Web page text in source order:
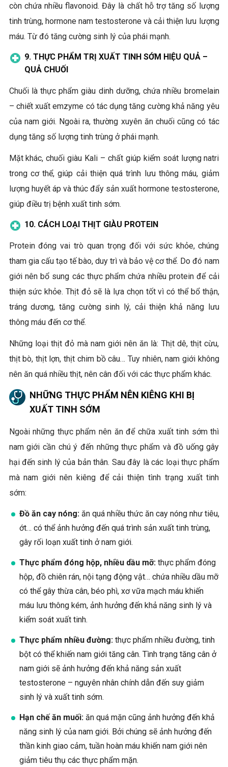
còn chứa nhiều flavonoid. Đây là chất hỗ trợ tăng số lượng
tinh trùng, hormone nam testosterone và cải thiện lưu lượng
máu. Từ đó tăng cường sinh lý của phái mạnh.
9. THỰC PHẨM TRỊ XUẤT TINH SỚM HIỆU QUẢ –
QUẢ CHUỐI
Chuối là thực phẩm giàu dinh dưỡng, chứa nhiều bromelain
– chiết xuất emzyme có tác dụng tăng cường khả năng yêu
của nam giới. Ngoài ra, thường xuyên ăn chuối cũng có tác
dụng tăng số lượng tinh trùng ở phái mạnh.
Mặt khác, chuối giàu Kali – chất giúp kiểm soát lượng natri
trong cơ thể, giúp cải thiện quá trình lưu thông máu, giảm
lượng huyết áp và thúc đẩy sản xuất hormone testosterone,
giúp điều trị bệnh xuất tinh sớm.
10. CÁCH LOẠI THỊT GIÀU PROTEIN
Protein đóng vai trò quan trọng đối với sức khỏe, chúng
tham gia cấu tạo tế bào, duy trì và bảo vệ cơ thể. Do đó nam
giới nên bổ sung các thực phẩm chứa nhiều protein để cải
thiện sức khỏe. Thịt đỏ sẽ là lựa chọn tốt vì có thể bổ thận,
tráng dương, tăng cường sinh lý, cải thiện khả năng lưu
thông máu đến cơ thể.
Những loại thịt đỏ mà nam giới nên ăn là: Thịt dê, thịt cừu,
thịt bò, thịt lợn, thịt chim bồ câu… Tuy nhiên, nam giới không
nên ăn quá nhiều thịt, nên cân đối với các thực phẩm khác.
NHỮNG THỰC PHẨM NÊN KIÊNG KHI BỊ
XUẤT TINH SỚM
Ngoài những thực phẩm nên ăn để chữa xuất tinh sớm thì
nam giới cần chú ý đến những thực phẩm và đồ uống gây
hại đến sinh lý của bản thân. Sau đây là các loại thực phẩm
mà nam giới nên kiêng để cải thiện tình trạng xuất tinh
sớm:
Đồ ăn cay nóng:ăn quá nhiều thức ăn cay nóng như tiêu,
ớt… có thể ảnh hưởng đến quá trình sản xuất tinh trùng,
gây rối loạn xuất tinh ở nam giới.
Thực phẩm đóng hộp, nhiều dầu mỡ: thực phẩm đóng
hộp, đồ chiên rán, nội tạng động vật… chứa nhiều dầu mỡ
có thể gây thừa cân, béo phì, xơ vữa mạch máu khiến
máu lưu thông kém, ảnh hưởng đến khả năng sinh lý và
kiểm soát xuất tinh.
Thực phẩm nhiều đường: thực phẩm nhiều đường, tinh
bột có thể khiến nam giới tăng cân. Tình trạng tăng cân ở
nam giới sẽ ảnh hưởng đến khả năng sản xuất
testosterone – nguyên nhân chính dẫn đến suy giảm
sinh lý và xuất tinh sớm.
Hạn chế ăn muối: ăn quá mặn cũng ảnh hưởng đến khả
năng sinh lý của nam giới. Bởi chúng sẽ ảnh hưởng đến
thần kinh giao cảm, tuần hoàn máu khiến nam giới nên
giảm tiêu thụ các thực phẩm mặn.